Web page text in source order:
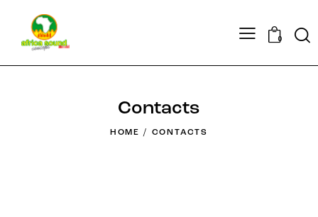
0
Contacts
HOME CONTACTS